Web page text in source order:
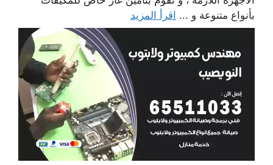
بأنواع متنوعة و ... اقرأ المزيد